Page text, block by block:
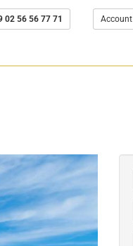
02 56 56 77 71 Account